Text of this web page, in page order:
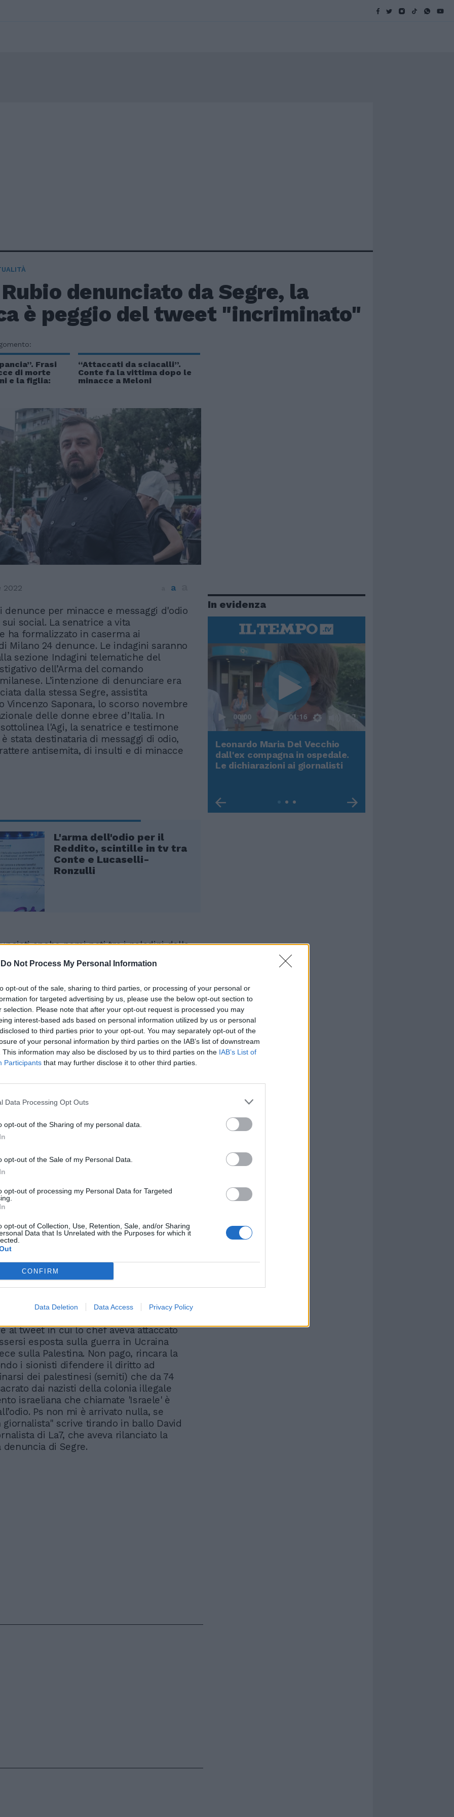
Do Not Process My Personal Information
opt-out of the sale, sharing to third parties, or processing of your personal or
for targeted advertising by us, please use the below opt-out section to
selection. Please note that after your opt-out request is processed you may
interest-based ads based on personal information utilized by us or personal
to third parties prior to your opt-out. You may separately opt-out of the
of your personal information by third parties on the IAB’s list of downstream
This information may also be disclosed by us to third parties on the IAB’s List of
Participants that may further disclose it to other third parties.
Data Processing Opt Outs
opt-out of the Sharing of my personal data.
opt-out of the Sale of my Personal Data.
opt-out of processing my Personal Data for Targeted
opt-out of Collection, Use, Retention, Sale, and/or Sharing
Data that Is Unrelated with the Purposes for which it
CONFIRM
Data Deletion Data Access Privacy Policy
denunciato da Segre, la
è peggio del tweet "incriminato"
Frasi
di morte
e la figlia:
“Attaccati da sciacalli”.
Conte fa la vittima dopo le
minacce a Meloni
2022 a
denunce per minacce e messaggi d'odio
social. La senatrice a vita
ha formalizzato in caserma ai
Milano 24 denunce. Le indagini saranno
sezione Indagini telematiche del
dell’Arma del comando
L’intenzione di denunciare era
dalla stessa Segre, assistita
Vincenzo Saponara, lo scorso novembre
delle donne ebree d’Italia. In
l'Agi, la senatrice e testimone
stata destinataria di messaggi di odio,
antisemita, di insulti e di minacce
L'arma dell'odio per il
Reddito, scintille in tv tra
Conte e Lucaselli-
Ronzulli
anche nomi noti tra i paladini della
in tv ma anche per l'attivismo
per le sue posizioni critiche verso
già nel 2019 era stato
per istigazione all’odio razziale per un
definiva "abominevole" lo Stato ebraico.
presentata a Milano Segre ha
alcuni dei recenti messaggi di odio
e sui social, anche di carattere
e No Green pass.
Scanzi contro chi
e Salvini
che non mi è arrivata nessuna
non ho mai minacciato Liliana Segre
invitato a condannare i crimini di
si tratta di Palestina, grazie a tutte/i
al tweet in cui lo chef aveva attaccato
esposta sulla guerra in Ucraina
sulla Palestina. Non pago, rincara la
i sionisti difendere il diritto ad
dei palestinesi (semiti) che da 74
dai nazisti della colonia illegale
israeliana che chiamate 'Israele' è
Ps non mi è arrivato nulla, se
giornalista" scrive tirando in ballo David
di La7, che aveva rilanciato la
denuncia di Segre.
In evidenza
00:00 01:16
Leonardo Maria Del Vecchio
dall'ex compagna in ospedale.
Le dichiarazioni ai giornalisti